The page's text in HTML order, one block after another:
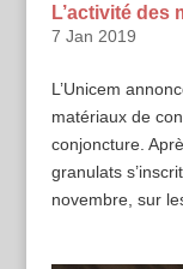
L’activité des
7 Jan 2019
L’Unicem
matériaux de
conjoncture.
granulats
novembre, sur